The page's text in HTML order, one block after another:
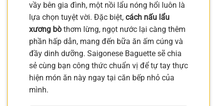
vầy bên gia đình, một nồi lẩu nóng hổi luôn là
lựa chọn tuyệt vời. Đặc biệt, cách nấu lẩu
xương bò thơm lừng, ngọt nước lại càng thêm
phần hấp dẫn, mang đến bữa ăn ấm cúng và
đầy dinh dưỡng. Saigonese Baguette sẽ chia
sẻ cùng bạn công thức chuẩn vị để tự tay thực
hiện món ăn này ngay tại căn bếp nhỏ của
mình.